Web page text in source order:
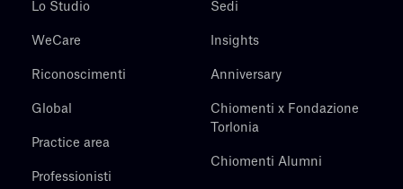
Lo Studio
WeCare
Riconoscimenti
Global
Practice area
Professionisti
Sedi
Insights
Anniversary
Chiomenti x Fondazione
Torlonia
Chiomenti Alumni